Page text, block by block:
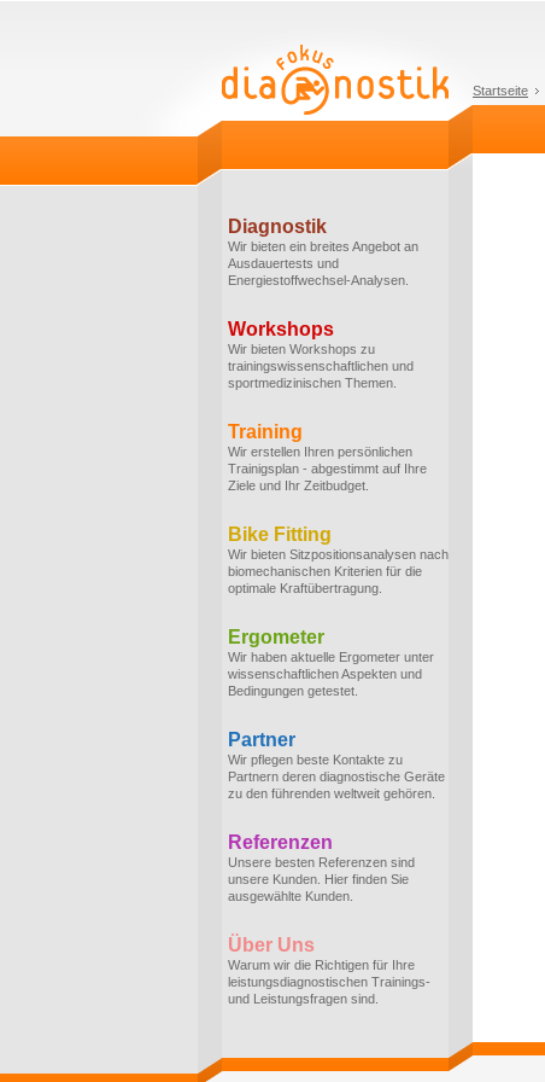
Startseite
Diagnostik
Wir bieten ein breites Angebot an
Ausdauertests und
Energiestoffwechsel-Analysen.
Workshops
Wir bieten Workshops zu
trainingswissenschaftlichen und
sportmedizinischen Themen.
Training
Wir erstellen Ihren persönlichen
Trainigsplan - abgestimmt auf Ihre
Ziele und Ihr Zeitbudget.
Bike Fitting
Wir bieten Sitzpositionsanalysen nach
biomechanischen Kriterien für die
optimale Kraftübertragung.
Ergometer
Wir haben aktuelle Ergometer unter
wissenschaftlichen Aspekten und
Bedingungen getestet.
Partner
Wir pflegen beste Kontakte zu
Partnern deren diagnostische Geräte
zu den führenden weltweit gehören.
Referenzen
Unsere besten Referenzen sind
unsere Kunden. Hier finden Sie
ausgewählte Kunden.
Über Uns
Warum wir die Richtigen für Ihre
leistungsdiagnostischen Trainings-
und Leistungsfragen sind.